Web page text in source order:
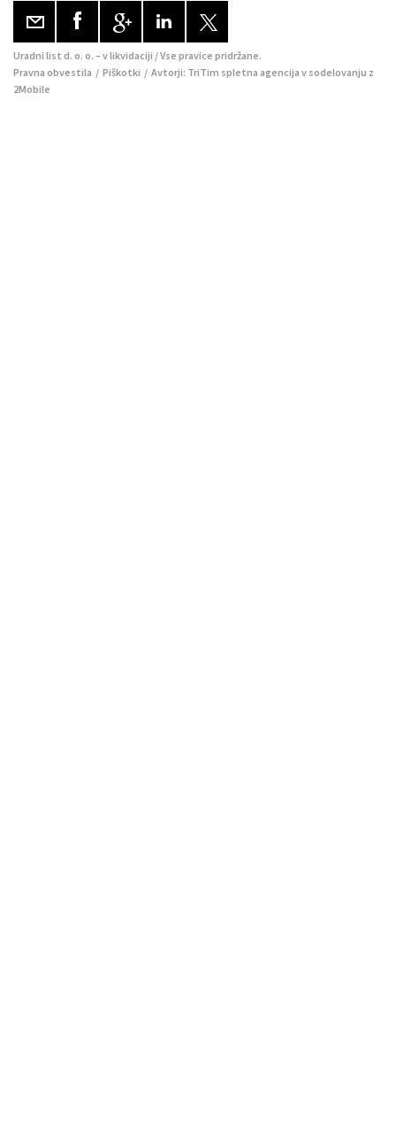
Uradni list d. o. o. – v likvidaciji / Vse pravice pridržane.
Pravna obvestila / Piškotki / Avtorji: TriTim spletna agencija v sodelovanju z
2Mobile